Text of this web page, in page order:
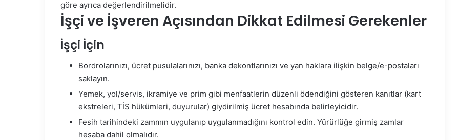
göre ayrıca değerlendirilmelidir.
İşçi ve İşveren Açısından Dikkat Edilmesi Gerekenler
İşçi İçin
Bordrolarınızı, ücret pusulalarınızı, banka dekontlarınızı ve yan haklara ilişkin belge/e-postaları
saklayın.
Yemek, yol/servis, ikramiye ve prim gibi menfaatlerin düzenli ödendiğini gösteren kanıtlar (kart
ekstreleri, TİS hükümleri, duyurular) giydirilmiş ücret hesabında belirleyicidir.
Fesih tarihindeki zammın uygulanıp uygulanmadığını kontrol edin. Yürürlüğe girmiş zamlar
hesaba dahil olmalıdır.